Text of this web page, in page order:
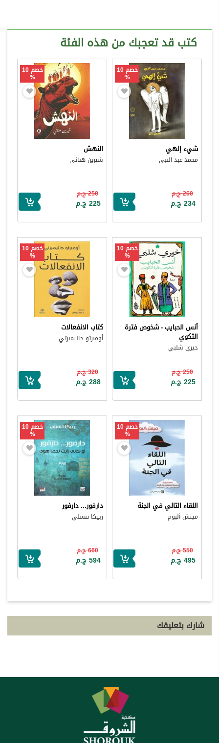
كتب قد تعجبك من هذه الفئة
خصم 10
%
شيء إلهي
محمد عبد النبي
260 ج.م
234 ج.م
خصم 10
%
النهش
شيرين هنائى
250 ج.م
225 ج.م
خصم 10
%
أنس الحبايب - شخوص فترة
التكوي
خيري شلبي
250 ج.م
225 ج.م
خصم 10
%
كتاب الانفعالات
أومبرتو جاليمبرتي
320 ج.م
288 ج.م
خصم 10
%
اللقاء التالي في الجنة
ميتش ألبوم
550 ج.م
495 ج.م
خصم 10
%
دارفور... دارفور
ربيكا تنسلي
660 ج.م
594 ج.م
شارك بتعليقك